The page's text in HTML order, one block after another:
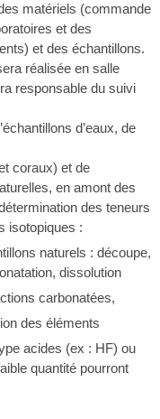
matériels (commande
et des
et des échantillons.
réalisée en salle
responsable du suivi
d’eaux, de
coraux) et de
en amont des
des teneurs
isotopiques :
naturels : découpe,
dissolution
carbonatées,
des éléments
acides (ex : HF) ou
quantité pourront